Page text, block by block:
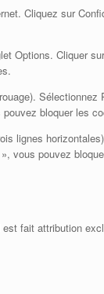
Cliquez sur
Options. Cliquer
bloquer les
lignes
vous pouvez
fait attribution